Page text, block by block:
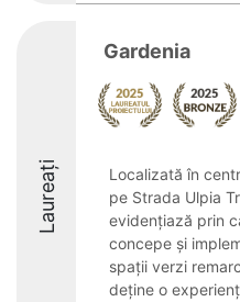
Laureați
Gardenia
Localizată în
pe Strada Ulpia
evidențiază prin
concepe și
spații verzi
deține o